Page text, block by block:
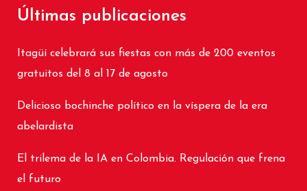
Últimas publicaciones
Itagüí celebrará sus fiestas con más de 200 eventos
gratuitos del 8 al 17 de agosto
Delicioso bochinche político en la víspera de la era
abelardista
El trilema de la IA en Colombia. Regulación que frena
el futuro